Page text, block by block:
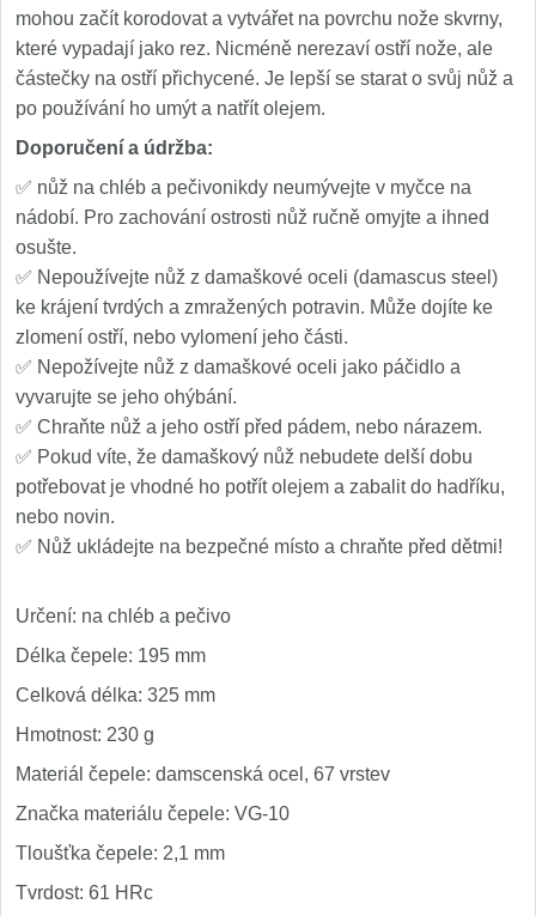
mohou začít korodovat a vytvářet na povrchu nože skvrny,
které vypadají jako rez. Nicméně nerezaví ostří nože, ale
částečky na ostří přichycené. Je lepší se starat o svůj nůž a
po používání ho umýt a natřít olejem.
Doporučení a údržba:
✅ nůž na chléb a pečivonikdy neumývejte v myčce na
nádobí. Pro zachování ostrosti nůž ručně omyjte a ihned
osušte.
✅ Nepoužívejte nůž z damaškové oceli (damascus steel)
ke krájení tvrdých a zmražených potravin. Může dojíte ke
zlomení ostří, nebo vylomení jeho části.
✅ Nepožívejte nůž z damaškové oceli jako páčidlo a
vyvarujte se jeho ohýbání.
✅ Chraňte nůž a jeho ostří před pádem, nebo nárazem.
✅ Pokud víte, že damaškový nůž nebudete delší dobu
potřebovat je vhodné ho potřít olejem a zabalit do hadříku,
nebo novin.
✅ Nůž ukládejte na bezpečné místo a chraňte před dětmi!
Určení: na chléb a pečivo
Délka čepele: 195 mm
Celková délka: 325 mm
Hmotnost: 230 g
Materiál čepele: damscenská ocel, 67 vrstev
Značka materiálu čepele: VG-10
Tloušťka čepele: 2,1 mm
Tvrdost: 61 HRc